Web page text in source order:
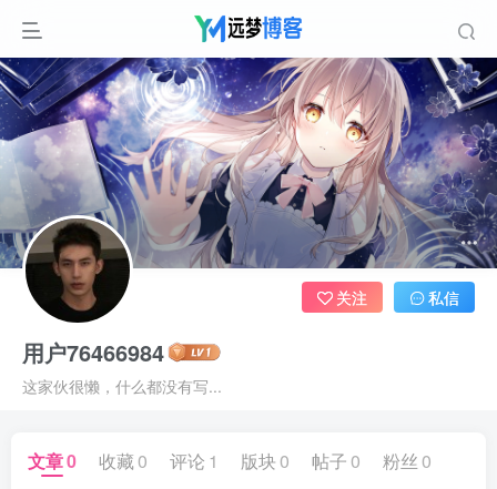
用户76466984
这家伙很懒，什么都没有写...
关注 私信
文章0 收藏 0 评论 1 版块 0 帖子 0 粉丝 0